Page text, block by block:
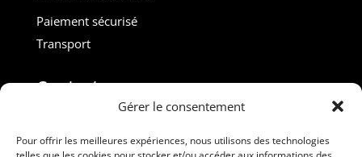
Gérer le consentement
Pour offrir les meilleures expériences, nous utilisons des technologies
Paiement sécurisé
Transport
Contact :
M. Gilles ROUVEYROL
Tél. : +33(0)6 07 72 40 47